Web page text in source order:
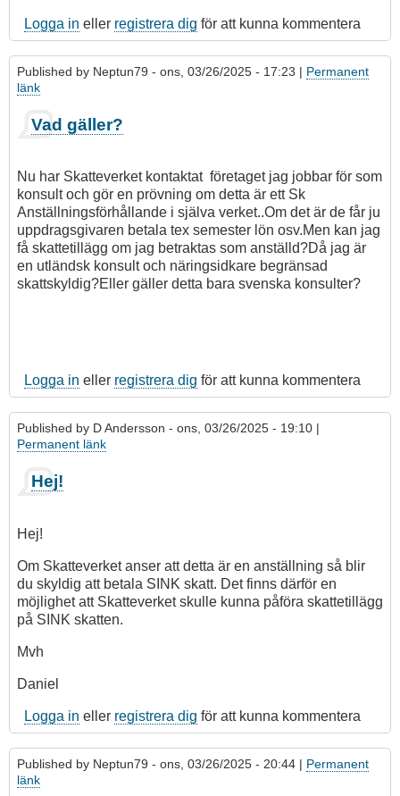
Logga in eller registrera dig för att kunna kommentera
Published by Neptun79 - ons, 03/26/2025 - 17:23 | Permanent
länk
Vad gäller?
Nu har Skatteverket kontaktat företaget jag jobbar för som
konsult och gör en prövning om detta är ett Sk
Anställningsförhållande i själva verket..Om det är de får ju
uppdragsgivaren betala tex semester lön osv.Men kan jag
få skattetillägg om jag betraktas som anställd?Då jag är
en utländsk konsult och näringsidkare begränsad
skattskyldig?Eller gäller detta bara svenska konsulter?
Logga in eller registrera dig för att kunna kommentera
Published by D Andersson - ons, 03/26/2025 - 19:10 |
Permanent länk
Hej!
Hej!
Om Skatteverket anser att detta är en anställning så blir
du skyldig att betala SINK skatt. Det finns därför en
möjlighet att Skatteverket skulle kunna påföra skattetillägg
på SINK skatten.
Mvh
Daniel
Logga in eller registrera dig för att kunna kommentera
Published by Neptun79 - ons, 03/26/2025 - 20:44 | Permanent
länk